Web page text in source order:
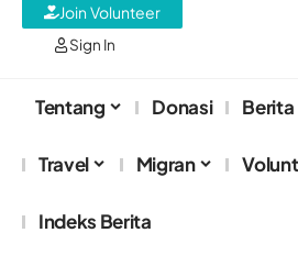
Sign In
Join Volunteer
Tentang Donasi Berita
Travel Migran
Indeks Berita